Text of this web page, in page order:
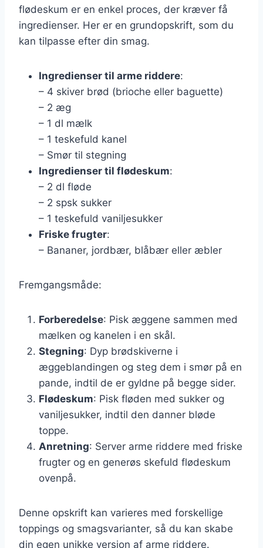
flødeskum er en enkel proces, der kræver få
ingredienser. Her er en grundopskrift, som du
kan tilpasse efter din smag.
Ingredienser til arme riddere:
– 4 skiver brød (brioche eller baguette)
– 2 æg
– 1 dl mælk
– 1 teskefuld kanel
– Smør til stegning
Ingredienser til flødeskum:
– 2 dl fløde
– 2 spsk sukker
– 1 teskefuld vaniljesukker
Friske frugter:
– Bananer, jordbær, blåbær eller æbler
Fremgangsmåde:
Forberedelse: Pisk æggene sammen med
mælken og kanelen i en skål.
Stegning: Dyp brødskiverne i
æggeblandingen og steg dem i smør på en
pande, indtil de er gyldne på begge sider.
Flødeskum: Pisk fløden med sukker og
vaniljesukker, indtil den danner bløde
toppe.
Anretning: Server arme riddere med friske
frugter og en generøs skefuld flødeskum
ovenpå.
Denne opskrift kan varieres med forskellige
toppings og smagsvarianter, så du kan skabe
din egen unikke version af arme riddere.